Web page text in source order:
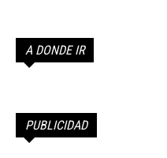
A DONDE IR
PUBLICIDAD